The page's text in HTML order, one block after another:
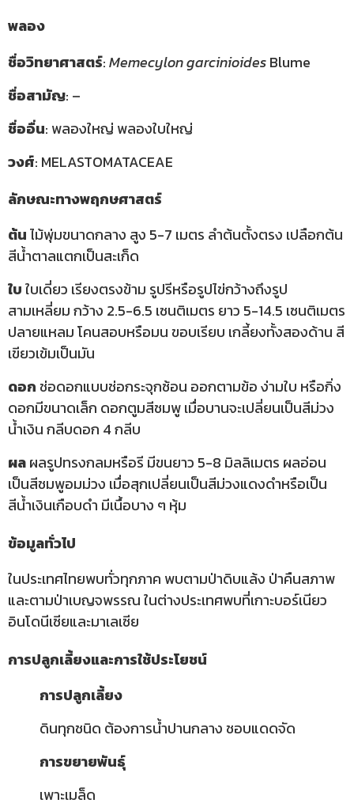
พลอง
ชื่อวิทยาศาสตร์:Memecylon garcinioidesBlume
ชื่อสามัญ: –
ชื่ออื่น: พลองใหญ่ พลองใบใหญ่
วงศ์: MELASTOMATACEAE
ลักษณะทางพฤกษศาสตร์
ต้นไม้พุ่มขนาดกลาง สูง 5-7 เมตร ลำต้นตั้งตรง เปลือกต้น
สีน้ำตาลแตกเป็นสะเก็ด
ใบใบเดี่ยว เรียงตรงข้าม รูปรีหรือรูปไข่กว้างถึงรูป
สามเหลี่ยม กว้าง 2.5-6.5 เซนติเมตร ยาว 5-14.5 เซนติเมตร
ปลายแหลม โคนสอบหรือมน ขอบเรียบ เกลี้ยงทั้งสองด้าน สี
เขียวเข้มเป็นมัน
ดอก ช่อดอกแบบช่อกระจุกซ้อน ออกตามข้อ ง่ามใบ หรือกิ่ง
ดอกมีขนาดเล็ก ดอกตูมสีชมพู เมื่อบานจะเปลี่ยนเป็นสีม่วง
น้ำเงิน กลีบดอก 4 กลีบ
ผลผลรูปทรงกลมหรือรี มีขนยาว 5-8 มิลลิเมตร ผลอ่อน
เป็นสีชมพูอมม่วง เมื่อสุกเปลี่ยนเป็นสีม่วงแดงดำหรือเป็น
สีน้ำเงินเกือบดำ มีเนื้อบาง ๆ หุ้ม
ข้อมูลทั่วไป
ในประเทศไทยพบทั่วทุกภาค พบตามป่าดิบแล้ง ป่าคืนสภาพ
และตามป่าเบญจพรรณ ในต่างประเทศพบที่เกาะบอร์เนียว
อินโดนีเซียและมาเลเซีย
การปลูกเลี้ยงและการใช้ประโยชน์
การปลูกเลี้ยง
ดินทุกชนิด ต้องการน้ำปานกลาง ชอบแดดจัด
การขยายพันธุ์
เพาะเมล็ด